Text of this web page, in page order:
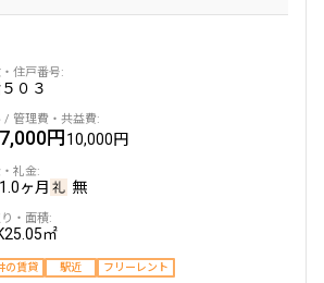
５０３
円10,000円
1.0ヶ月 無
25.05㎡
の賃貸 駅近 フリーレント